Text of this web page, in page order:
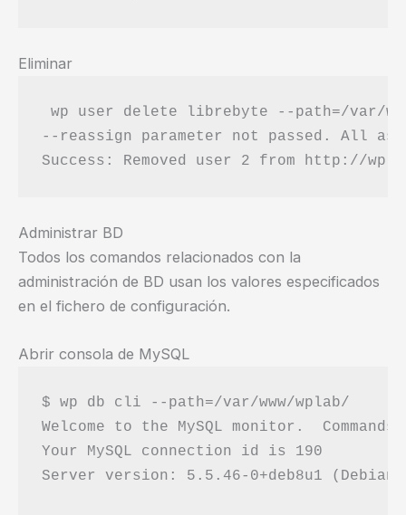
Eliminar
wp user delete librebyte --
--reassign parameter not passed. All
Administrar BD
Todos los comandos relacionados con la
administración de BD usan los valores especificados
en el fichero de configuración.
Abrir consola de MySQL
$ wp db cli --path=/var/www/wplab/
Welcome to the MySQL monitor.
Your MySQL connection id is 190
Server version: 5.5.46-0+deb8u1 (Debian)